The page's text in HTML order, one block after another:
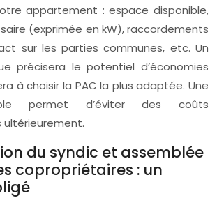
appartement : espace disponible,
(exprimée en kW), raccordements
sur les parties communes, etc. Un
précisera le potentiel d’économies
à choisir la PAC la plus adaptée. Une
permet d’éviter des coûts
du syndic et assemblée
copropriétaires : un